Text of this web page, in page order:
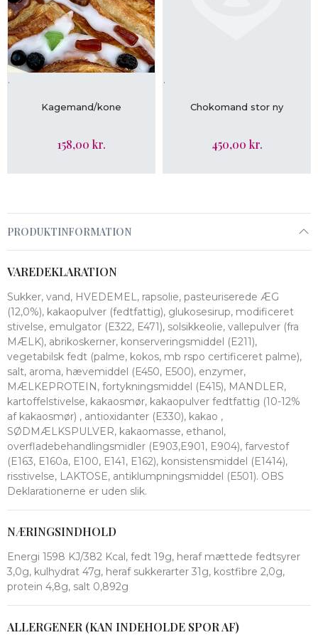
VIS MERE
.
Kagemand/kone
158,00 kr.
LÆG I KURV
.
Chokomand stor ny
450,00 kr.
PRODUKTINFORMATION
VAREDEKLARATION
Sukker, vand, HVEDEMEL, rapsolie, pasteuriserede ÆG
(12,0%), kakaopulver (fedtfattig), glukosesirup, modificeret
stivelse, emulgator (E322, E471), solsikkeolie, vallepulver (fra
MÆLK), abrikoskerner, konserveringsmiddel (E211),
vegetabilsk fedt (palme, kokos, mb rspo certificeret palme),
salt, aroma, hævemiddel (E450, E500), enzymer,
MÆLKEPROTEIN, fortykningsmiddel (E415), MANDLER,
kartoffelstivelse, kakaosmør, kakaopulver fedtfattig (10-12%
af kakaosmør) , antioxidanter (E330), kakao ,
SØDMÆLKSPULVER, kakaomasse, ethanol,
overfladebehandlingsmidler (E903,E901, E904), farvestof
(E163, E160a, E100, E141, E162), konsistensmiddel (E1414),
risstivelse, LAKTOSE, antiklumpningsmiddel (E501). OBS
Deklarationerne er uden slik.
NÆRINGSINDHOLD
Energi 1598 KJ/382 Kcal, fedt 19g, heraf mættede fedtsyrer
3,0g, kulhydrat 47g, heraf sukkerarter 31g, kostfibre 2,0g,
protein 4,8g, salt 0,892g
ALLERGENER (KAN INDEHOLDE SPOR AF)